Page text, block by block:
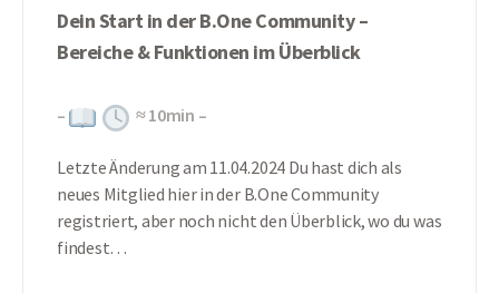
Dein Start in der B.One Community –
Bereiche & Funktionen im Überblick
– ≈10min –
Letzte Änderung am 11.04.2024 Du hast dich als
neues Mitglied hier in der B.One Community
registriert, aber noch nicht den Überblick, wo du was
findest…